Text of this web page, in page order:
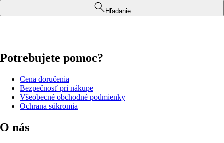
Hľadanie
Potrebujete pomoc?
Cena doručenia
Bezpečnosť pri nákupe
Všeobecné obchodné podmienky
Ochrana súkromia
O nás